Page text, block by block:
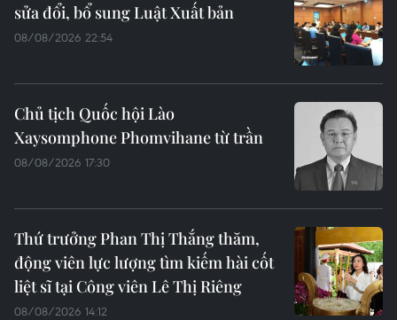
sửa đổi, bổ sung Luật Xuất bản
08/08/2026 22:54
Chủ tịch Quốc hội Lào
Xaysomphone Phomvihane từ trần
08/08/2026 17:30
Thứ trưởng Phan Thị Thắng thăm,
động viên lực lượng tìm kiếm hài cốt
liệt sĩ tại Công viên Lê Thị Riêng
08/08/2026 14:12